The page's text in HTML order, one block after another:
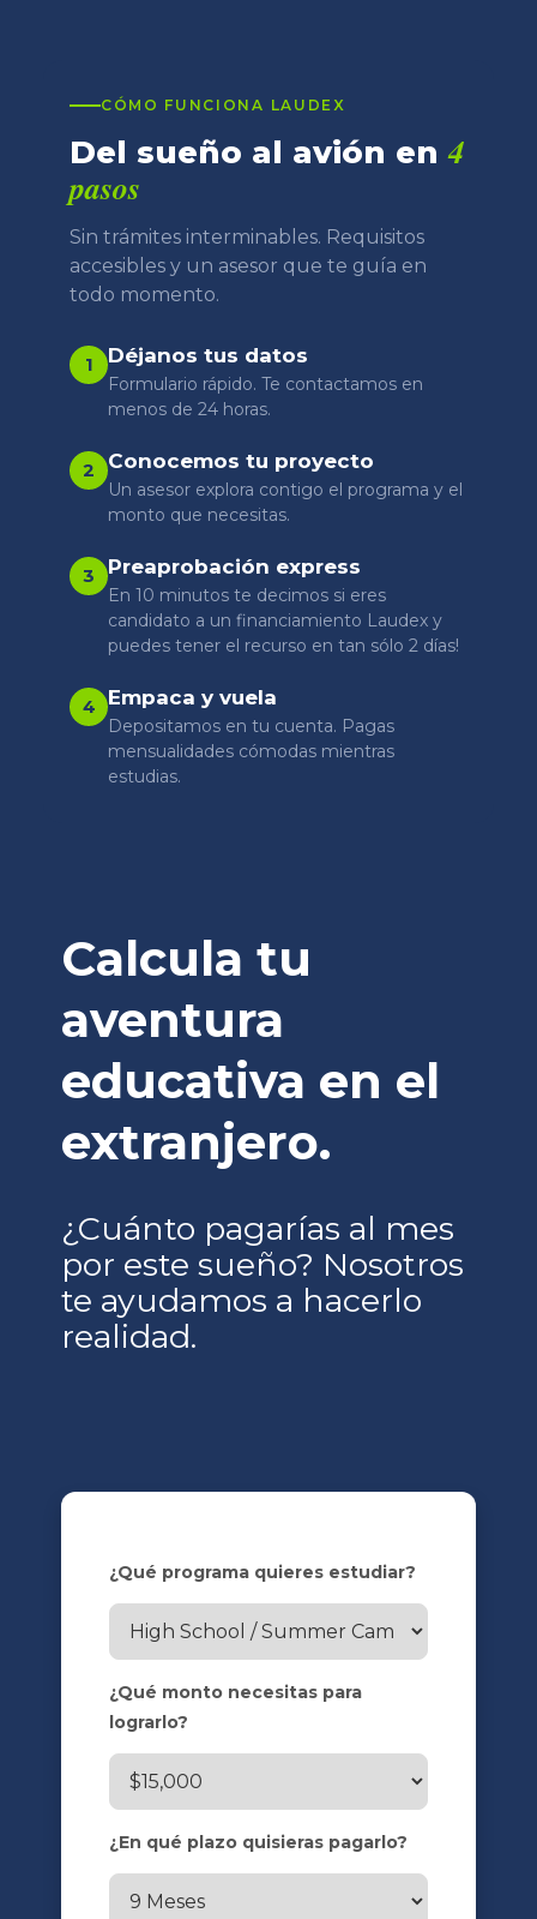
CÓMO FUNCIONA LAUDEX
Del sueño al avión en4
pasos
Sin trámites interminables. Requisitos
accesibles y un asesor que te guía en
todo momento.
1 Déjanos tus datos
Formulario rápido. Te contactamos en
menos de 24 horas.
2 Conocemos tu proyecto
Un asesor explora contigo el programa y el
monto que necesitas.
3 Preaprobación express
En 10 minutos te decimos si eres
candidato a un financiamiento Laudex y
puedes tener el recurso en tan sólo 2 días!
4 Empaca y vuela
Depositamos en tu cuenta. Pagas
mensualidades cómodas mientras
estudias.
Calcula tu
aventura
educativa en el
extranjero.
¿Cuánto pagarías al mes
por este sueño? Nosotros
te ayudamos a hacerlo
realidad.
¿Qué programa quieres estudiar?
¿Qué monto necesitas para
lograrlo?
¿En qué plazo quisieras pagarlo?